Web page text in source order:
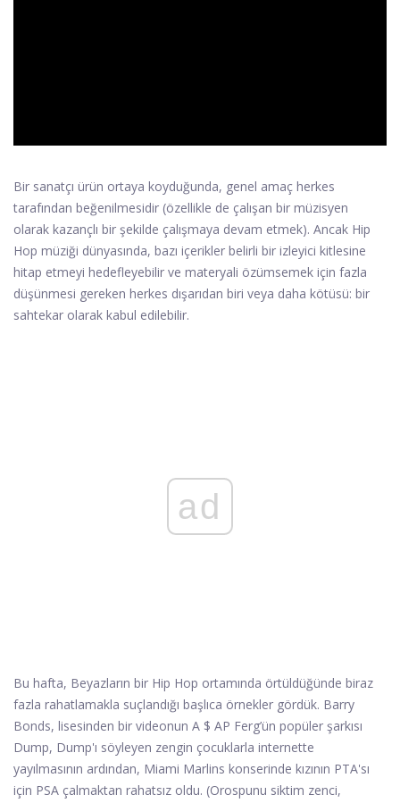
Bir sanatçı ürün ortaya koyduğunda, genel amaç herkes
tarafından beğenilmesidir (özellikle de çalışan bir müzisyen
olarak kazançlı bir şekilde çalışmaya devam etmek). Ancak Hip
Hop müziği dünyasında, bazı içerikler belirli bir izleyici kitlesine
hitap etmeyi hedefleyebilir ve materyali özümsemek için fazla
düşünmesi gereken herkes dışarıdan biri veya daha kötüsü: bir
sahtekar olarak kabul edilebilir.
ad
Bu hafta, Beyazların bir Hip Hop ortamında örtüldüğünde biraz
fazla rahatlamakla suçlandığı başlıca örnekler gördük. Barry
Bonds, lisesinden bir videonun A $ AP Ferg’ün popüler şarkısı
Dump, Dump'ı söyleyen zengin çocuklarla internette
yayılmasının ardından, Miami Marlins konserinde kızının PTA'sı
için PSA çalmaktan rahatsız oldu. (Orospunu siktim zenci,